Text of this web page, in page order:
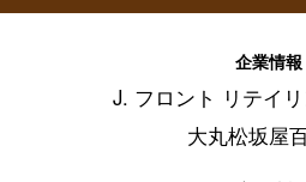
企業情報
J. フロント リテイ
大丸松坂屋